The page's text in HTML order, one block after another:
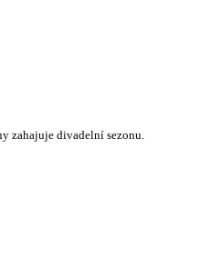
zahajuje divadelní sezonu.